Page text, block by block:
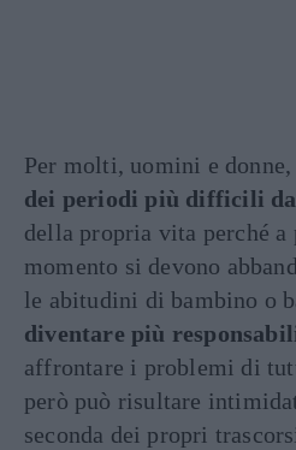
Per molti, uomini e donne,
dei periodi più difficili
della propria vita perché a
momento si devono
le abitudini di bambino o
diventare più
affrontare i problemi di
però può risultare
seconda dei propri